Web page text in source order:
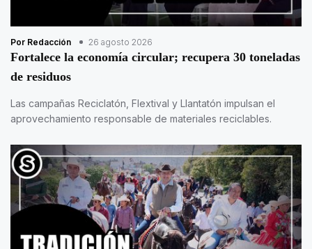
Por Redacción 26 agosto 2026
Fortalece la economía circular; recupera 30 toneladas
de residuos
Las campañas Reciclatón, Flextival y Llantatón impulsan el
aprovechamiento responsable de materiales reciclables.